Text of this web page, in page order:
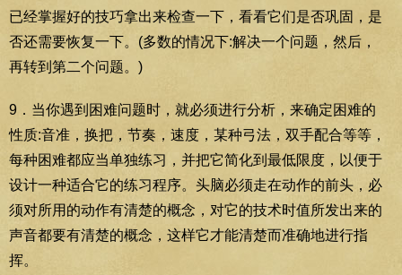
已经掌握好的技巧拿出来检查一下，看看它们是否巩固，是
否还需要恢复一下。(多数的情况下:解决一个问题，然后，
再转到第二个问题。)
9．当你遇到困难问题时，就必须进行分析，来确定困难的
性质:音准，换把，节奏，速度，某种弓法，双手配合等等，
每种困难都应当单独练习，并把它简化到最低限度，以便于
设计一种适合它的练习程序。头脑必须走在动作的前头，必
须对所用的动作有清楚的概念，对它的技术时值所发出来的
声音都要有清楚的概念，这样它才能清楚而准确地进行指
挥。